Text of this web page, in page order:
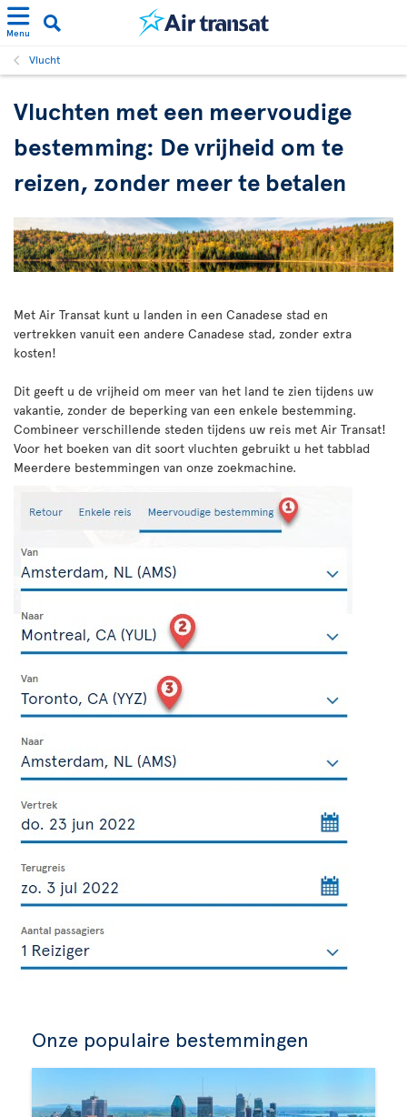
Menu
Vlucht
Vluchten met een meervoudige
bestemming: De vrijheid om te
reizen, zonder meer te betalen
Met Air Transat kunt u landen in een Canadese stad en
vertrekken vanuit een andere Canadese stad, zonder extra
kosten!
Dit geeft u de vrijheid om meer van het land te zien tijdens uw
vakantie, zonder de beperking van een enkele bestemming.
Combineer verschillende steden tijdens uw reis met Air Transat!
Voor het boeken van dit soort vluchten gebruikt u het tabblad
Meerdere bestemmingen van onze zoekmachine.
Onze populaire bestemmingen